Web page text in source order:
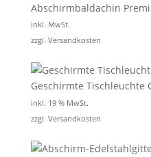
Abschirmbaldachin
inkl. MwSt.
zzgl. Versandkosten
Geschirmte Tischleuchte
inkl. 19 % MwSt.
zzgl. Versandkosten